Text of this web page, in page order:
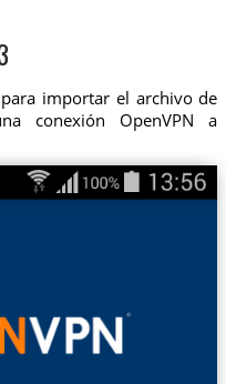
importar el archivo de
conexión OpenVPN a